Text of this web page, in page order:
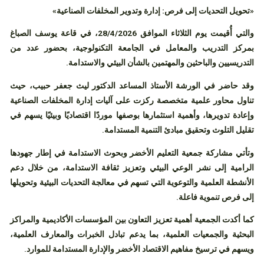
«تحويل التحديات إلى فرص: إدارة وتدوير المخلفات الصناعية»
والتي أُقيمت يوم الثلاثاء الموافق 28/4/2026، في قاعة يوسف الصباغ
بمركز التدريب والمعامل في الجامعة التكنولوجية، بحضور عدد من
التدريسيين والباحثين والمهتمين بالشأن البيئي والاستدامة.
وقد حاضر في الورشة الأستاذ المساعد الدكتورليث جعفر حبيب، حيث
تناول محاور علمية متخصصة ركزت على آليات إدارة المخلفات الصناعية
وإعادة تدويرها، وأهمية استثمارها بوصفها موردًا اقتصاديًا وبيئيًا يسهم في
تقليل التلوث وتحقيق مبادئ التنمية المستدامة.
وتأتي مشاركة جمعية التعليم الأخضر وبحوث الاستدامة في إطار جهودها
الرامية إلى نشر الوعي البيئي وتعزيز ثقافة الاستدامة، من خلال دعم
الأنشطة العلمية والتوعوية التي تسهم في معالجة التحديات البيئية وتحويلها
إلى فرص تنموية فاعلة.
كما أكدت الجمعية أهمية تعزيز التعاون بين المؤسسات الأكاديمية والمراكز
البحثية والجمعيات العلمية، بما يدعم تبادل الخبرات والمعارف العلمية،
ويسهم في ترسيخ مفاهيم الاقتصاد الأخضر والإدارة المستدامة للموارد.